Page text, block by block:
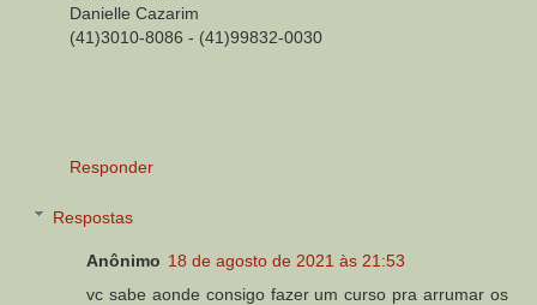
Danielle Cazarim
(41)3010-8086 - (41)99832-0030
Responder
Respostas
Anônimo 18 de agosto de 2021 às 21:53
vc sabe aonde consigo fazer um curso pra arrumar os